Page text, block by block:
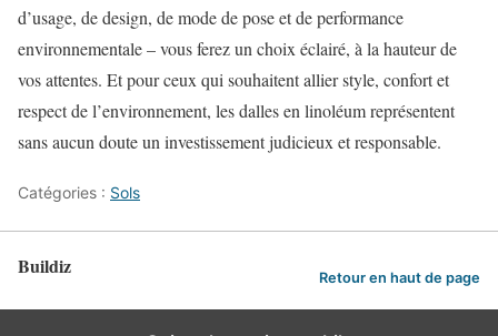
d’usage, de design, de mode de pose et de performance
environnementale – vous ferez un choix éclairé, à la hauteur de
vos attentes. Et pour ceux qui souhaitent allier style, confort et
respect de l’environnement, les dalles en linoléum représentent
sans aucun doute un investissement judicieux et responsable.
Catégories : Sols
Buildiz Retour en haut de page